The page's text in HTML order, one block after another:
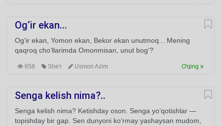
Og‘ir ekan...
Og‘ir ekan, Yomon ekan, Bekor ekan unutmoq... Mening
qaqroq cho‘llarimda Omonmisan, unut bog‘?
658 She'r Usmon Azim O'qing
Senga kelish nima?..
Senga kelish nima? Ketishday oson. Senga yo‘qotishlar —
topishday bir gap. Sen dunyoni ko‘rmay yashaysan mudom,